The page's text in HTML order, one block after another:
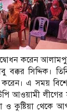
করেন
সিদ্দিক।
করেন। এ সময়
আওয়ামী
ও কুষ্টিয়া থেকে